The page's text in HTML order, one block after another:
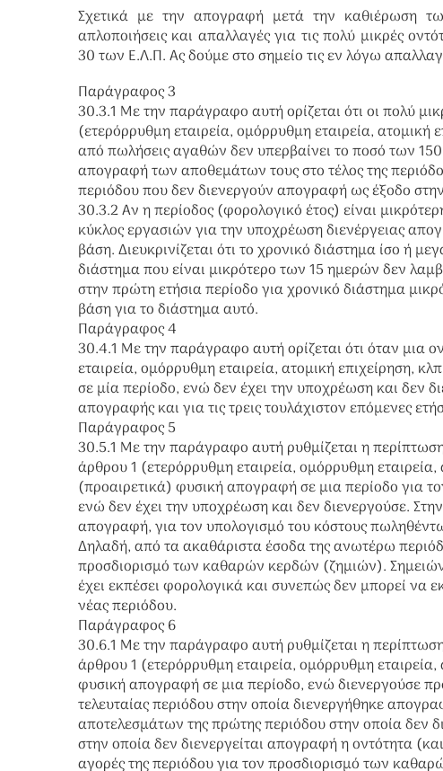
Σχετικά με την απογραφή μετά την καθιέρωση
απλοποιήσεις και απαλλαγές για τις πολύ μικρές
30 των Ε.Λ.Π. Ας δούμε στο σημείο τις εν λόγω
Παράγραφος 3
30.3.1 Με την παράγραφο αυτή ορίζεται ότι οι πολύ
(ετερόρρυθμη εταιρεία, ομόρρυθμη εταιρεία,
από πωλήσεις αγαθών δεν υπερβαίνει το ποσό των
απογραφή των αποθεμάτων τους στο τέλος της
περιόδου που δεν διενεργούν απογραφή ως έξοδο
30.3.2 Αν η περίοδος (φορολογικό έτος) είναι
κύκλος εργασιών για την υποχρέωση διενέργειας
βάση. Διευκρινίζεται ότι το χρονικό διάστημα ίσο ή
διάστημα που είναι μικρότερο των 15 ημερών δεν
στην πρώτη ετήσια περίοδο για χρονικό διάστημα
βάση για το διάστημα αυτό.
Παράγραφος 4
30.4.1 Με την παράγραφο αυτή ορίζεται ότι όταν
εταιρεία, ομόρρυθμη εταιρεία, ατομική επιχείρηση,
σε μία περίοδο, ενώ δεν έχει την υποχρέωση και δεν
απογραφής και για τις τρεις τουλάχιστον επόμενες
Παράγραφος 5
30.5.1 Με την παράγραφο αυτή ρυθμίζεται η
άρθρου 1 (ετερόρρυθμη εταιρεία, ομόρρυθμη εταιρεία,
(προαιρετικά) φυσική απογραφή σε μια περίοδο για
ενώ δεν έχει την υποχρέωση και δεν διενεργούσε.
απογραφή, για τον υπολογισμό του κόστους
Δηλαδή, από τα ακαθάριστα έσοδα της ανωτέρω
προσδιορισμό των καθαρών κερδών (ζημιών).
έχει εκπέσει φορολογικά και συνεπώς δεν μπορεί να
νέας περιόδου.
Παράγραφος 6
30.6.1 Με την παράγραφο αυτή ρυθμίζεται η
άρθρου 1 (ετερόρρυθμη εταιρεία, ομόρρυθμη
φυσική απογραφή σε μια περίοδο, ενώ διενεργούσε
τελευταίας περιόδου στην οποία διενεργήθηκε
αποτελεσμάτων της πρώτης περιόδου στην οποία δεν
στην οποία δεν διενεργείται απογραφή η οντότητα
αγορές της περιόδου για τον προσδιορισμό των